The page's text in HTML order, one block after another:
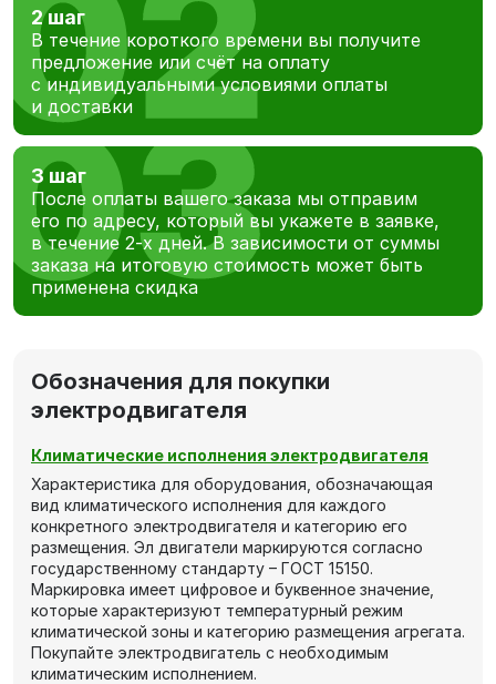
2 шаг
В течение короткого времени вы получите
предложение или счёт на оплату
с индивидуальными условиями оплаты
и доставки
3 шаг
После оплаты вашего заказа мы отправим
его по адресу, который вы укажете в заявке,
в течение 2-х дней. В зависимости от суммы
заказа на итоговую стоимость может быть
применена скидка
Обозначения для покупки
электродвигателя
Климатические исполнения электродвигателя
Характеристика для оборудования, обозначающая
вид климатического исполнения для каждого
конкретного электродвигателя и категорию его
размещения. Эл двигатели маркируются согласно
государственному стандарту – ГОСТ 15150.
Маркировка имеет цифровое и буквенное значение,
которые характеризуют температурный режим
климатической зоны и категорию размещения агрегата.
Покупайте электродвигатель с необходимым
климатическим исполнением.